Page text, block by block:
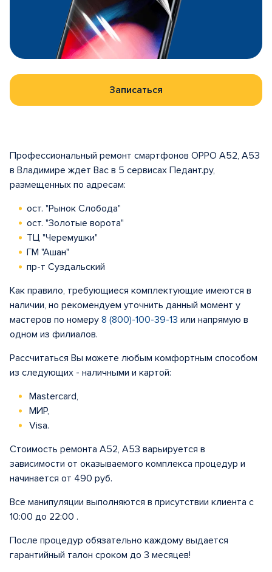
Записаться
Профессиональный ремонт смартфонов OPPO A52, A53
в Владимире ждет Вас в 5 сервисах Педант.ру,
размещенных по адресам:
ост. "Рынок Слобода"
ост. "Золотые ворота"
ТЦ "Черемушки"
ГМ "Ашан"
пр-т Суздальский
Как правило, требующиеся комплектующие имеются в
наличии, но рекомендуем уточнить данный момент у
мастеров по номеру 8 (800)-100-39-13 или напрямую в
одном из филиалов.
Рассчитаться Вы можете любым комфортным способом
из следующих - наличными и картой:
Mastercard,
МИР,
Visa.
Стоимость ремонта A52, A53 варьируется в
зависимости от оказываемого комплекса процедур и
начинается от 490 руб.
Все манипуляции выполняются в присутствии клиента с
10:00 до 22:00 .
После процедур обязательно каждому выдается
гарантийный талон сроком до 3 месяцев!